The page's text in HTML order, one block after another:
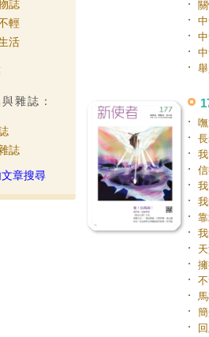
誌
輕
活
雜誌：
誌
章搜尋
子和父親，為著福音的工
一知道我的事情有甚麼結
我深信主會讓我也在短期
應該送我們的弟兄以巴弗
來幫助我，跟我一起工作
各位，並且知道了你們聽
他，也憐憫我，使我沒有
更想盡速送他回去，使你
也可以消除我的憂傷。 29
接待他。你們要尊重像他
工作冒生命的危險，幾乎
我的地方。 18 同樣，你
樂。